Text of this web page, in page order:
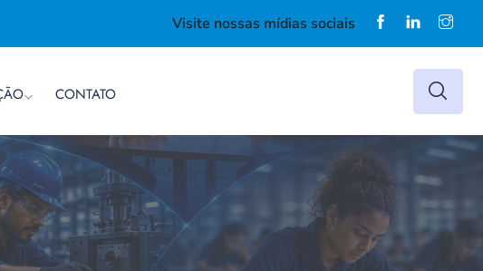
Visite nossas mídias sociais
CONTATO